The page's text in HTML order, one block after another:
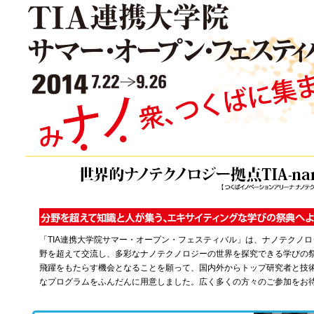
「TIA連携大学院サマー・オープン・フェスティバル」は、ナノテクノ
野を超えて交流し、多彩なナノテクノロジーの世界を探究できる学び
飛躍をもたらす機会となることを願って、国内外からトップ研究者と
なプログラムをふんだんに用意しました。広く多くの方々のご参加をお